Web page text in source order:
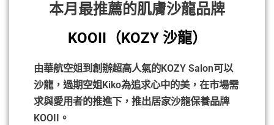
本月最推薦的肌膚沙龍品牌
KOOII（KOZY 沙龍）
由華航空姐到創辦超高人氣的KOZY Salon可以
沙龍，過期空姐Kiko為追求心中的美，在市場需
求與愛用者的推進下，推出居家沙龍保養品牌
KOOII。